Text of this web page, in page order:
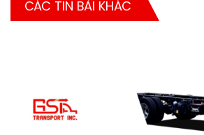
CÁC TIN BÀI KHÁC